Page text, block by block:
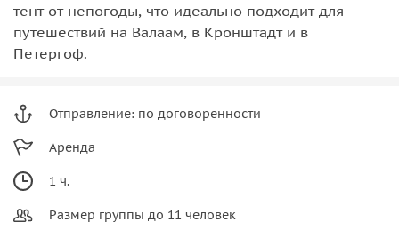
тент от непогоды, что идеально подходит для
путешествий на Валаам, в Кронштадт и в
Петергоф.
Отправление: по договоренности
Аренда
1 ч.
Размер группы до 11 человек